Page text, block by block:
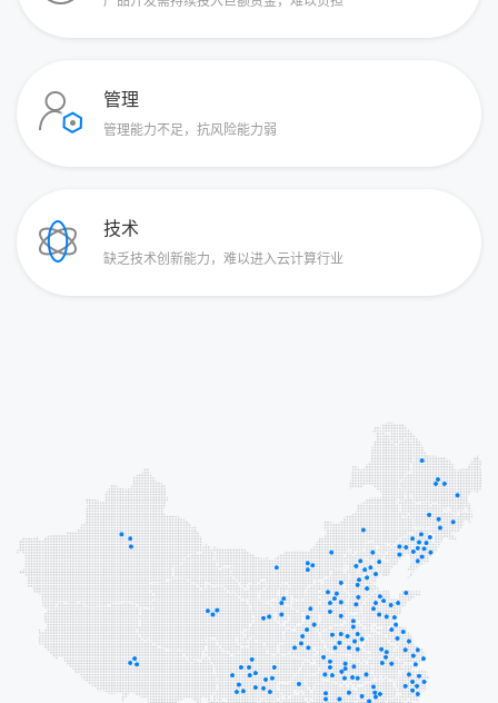
管理
管理能力不足，抗风险能力弱
技术
缺乏技术创新能力，难以进入云计算行业